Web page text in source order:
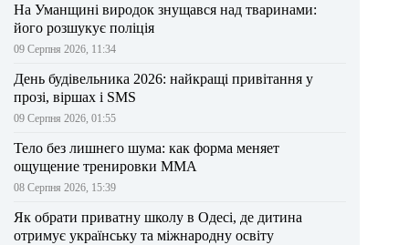
На Уманщині виродок знущався над тваринами:
його розшукує поліція
09 Серпня 2026, 11:34
День будівельника 2026: найкращі привітання у
прозі, віршах і SMS
09 Серпня 2026, 01:55
Тело без лишнего шума: как форма меняет
ощущение тренировки ММА
08 Серпня 2026, 15:39
Як обрати приватну школу в Одесі, де дитина
отримує українську та міжнародну освіту